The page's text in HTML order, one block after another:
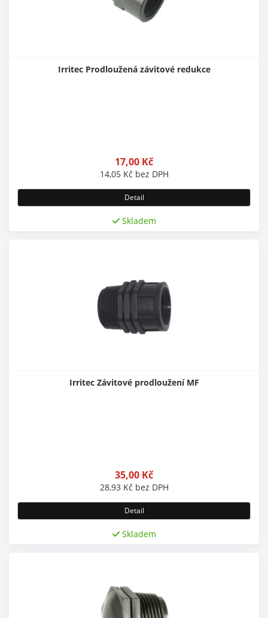
Irritec Prodloužená závitové redukce
17,00 Kč
14,05 Kč bez DPH
Detail
Skladem
Irritec Závitové prodloužení MF
35,00 Kč
28,93 Kč bez DPH
Detail
Skladem